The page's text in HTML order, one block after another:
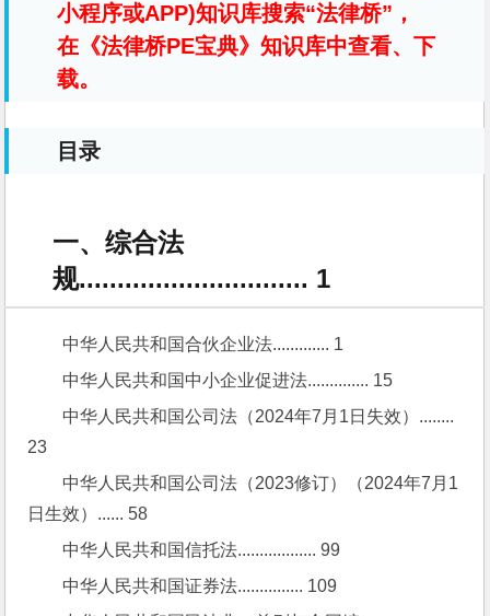
小程序或APP)知识库搜索“法律桥”，
在《法律桥PE宝典》知识库中查看、下
载。
目录
一、综合法
规.............................. 1
中华人民共和国合伙企业法............. 1
中华人民共和国中小企业促进法.............. 15
中华人民共和国公司法（2024年7月1日失效）........
23
中华人民共和国公司法（2023修订）（2024年7月1
日生效）...... 58
中华人民共和国信托法.................. 99
中华人民共和国证券法............... 109